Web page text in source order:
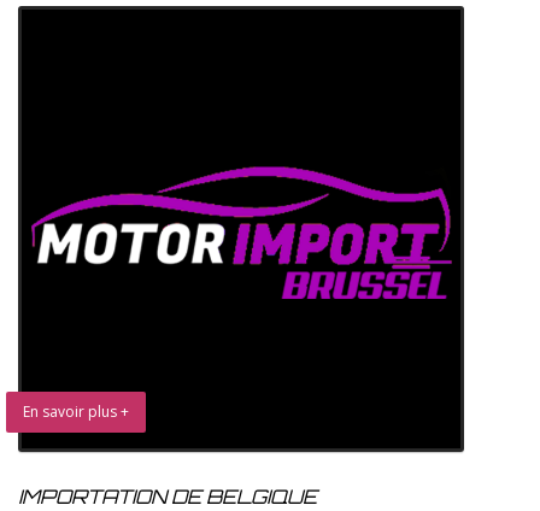
En savoir plus +
IMPORTATION DE BELGIQUE